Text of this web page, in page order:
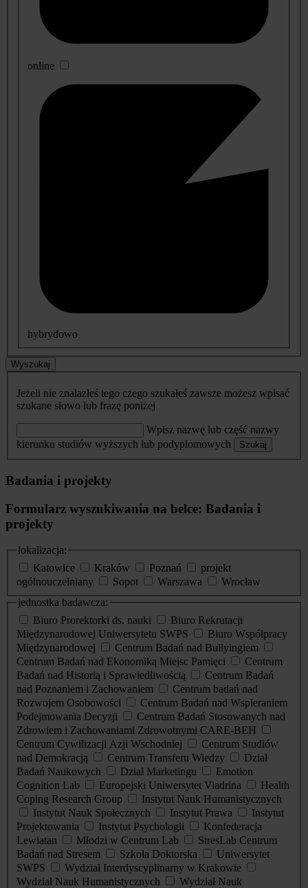
online
hybrydowo
Wyszukaj
Jeżeli nie znalazłeś tego czego szukałeś zawsze możesz wpisać
szukane słowo lub frazę poniżej
Wpisz nazwę lub część nazwy
kierunku studiów wyższych lub podyplomowych
Szukaj
Badania i projekty
Formularz wyszukiwania na belce: Badania i
projekty
lokalizacja:
Katowice
Kraków Poznań
projekt
ogólnouczelniany
Sopot Warszawa
Wrocław
jednostka badawcza:
Biuro Prorektorki ds. nauki
Biuro Rekrutacji
Międzynarodowej Uniwersytetu SWPS
Biuro Współpracy
Międzynarodowej
Centrum Badań nad Bullyingiem
Centrum Badań nad Ekonomiką Miejsc Pamięci
Centrum
Badań nad Historią i Sprawiedliwością
Centrum Badań
nad Poznaniem i Zachowaniem
Centrum badań nad
Rozwojem Osobowości
Centrum Badań nad Wspieraniem
Podejmowania Decyzji
Centrum Badań Stosowanych nad
Zdrowiem i Zachowaniami Zdrowotnymi CARE-BEH
Centrum Cywilizacji Azji Wschodniej
Centrum Studiów
nad Demokracją
Centrum Transferu Wiedzy
Dział
Badań Naukowych
Dział Marketingu
Emotion
Cognition Lab
Europejski Uniwersytet Viadrina
Health
Coping Research Group
Instytut Nauk Humanistycznych
Instytut Nauk Społecznych
Instytut Prawa
Instytut
Projektowania
Instytut Psychologii
Konfederacja
Lewiatan
Młodzi w Centrum Lab
StresLab Centrum
Badań nad Stresem
Szkoła Doktorska
Uniwersytet
SWPS
Wydział Interdyscyplinarny w Krakowie
Wydział Nauk Humanistycznych
Wydział Nauk